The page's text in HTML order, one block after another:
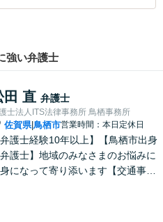
強い弁護士
田 直 弁護士
士法人ITS法律事務所 鳥栖事務所
佐賀県|鳥栖市営業時間：本日定休日
弁護士経験10年以上】【鳥栖市出身
護士】地域のみなさまのお悩みに
になって寄り添います【交通事